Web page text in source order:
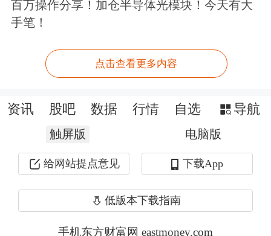
601838
鄂尔多斯 0.70
5.66
600023 浙能电力 0.28
5.66
600861
北京人力 1.03
5.63
中原传媒
5.61
600575 淮河能源 0.19
5.59
0.61
星湖科技 0.38 5.47
百万操作分享！加仓半导体光模块！今天有大
手笔！
点击查看更多内容
资讯 股吧 数据 行情 自选 导航
触屏版 电脑版
给网站提点意见 下载App
低版本下载指南
手机东方财富网 eastmoney.com